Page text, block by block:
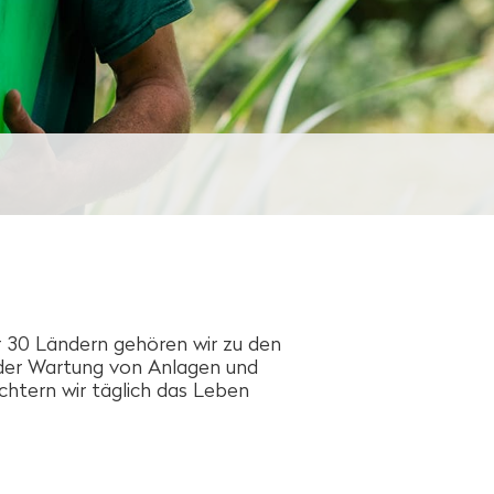
Ländern gehören wir zu den
Wartung von Anlagen und
wir täglich das Leben